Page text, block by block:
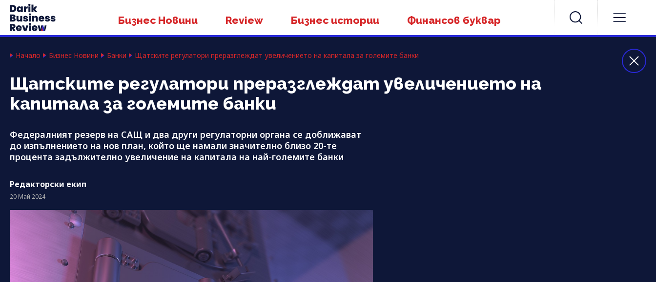
Бизнес Новини Review Бизнес истории Финансов буквар
Начало Бизнес Новини Банки Щатските регулатори преразглеждат увеличението на капитала за големите банки
Щатските регулатори преразглеждат увеличението на
капитала за големите банки
Федералният резерв на САЩ и два други регулаторни органа се доближават
до изпълнението на нов план, който ще намали значително близо 20-те
процента задължително увеличение на капитала на най-големите банки
Редакторски екип
20 Май 2024